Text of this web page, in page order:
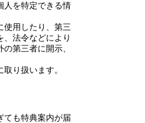
人を特定できる情
使用したり、第三
法令などにより
第三者に開示、
り扱います。
ても特典案内が届